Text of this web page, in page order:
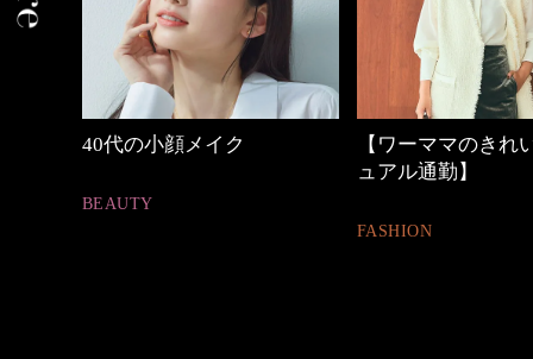
【ワーママのきれいめカジ
働く女